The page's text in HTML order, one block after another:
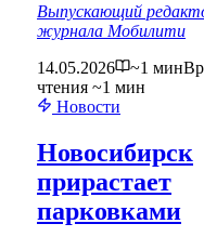
Выпускающий
журнала Мобилити
14.05.2026
~1 мин
чтения ~1 мин
Новости
Новосибирск
прирастает
парковками